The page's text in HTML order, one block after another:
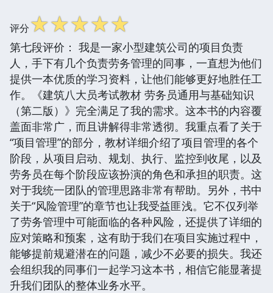
评分☆☆☆☆☆
第七段评价： 我是一家小型建筑公司的项目负责
人，手下有几个负责劳务管理的同事，一直想为他们
提供一本优质的学习资料，让他们能够更好地胜任工
作。《建筑八大员考试教材 劳务员通用与基础知识
（第二版）》完全满足了我的需求。这本书的内容覆
盖面非常广，而且讲解得非常透彻。我重点看了关于
“项目管理”的部分，教材详细介绍了项目管理的各个
阶段，从项目启动、规划、执行、监控到收尾，以及
劳务员在每个阶段应该扮演的角色和承担的职责。这
对于我统一团队的管理思路非常有帮助。另外，书中
关于“风险管理”的章节也让我受益匪浅。它不仅列举
了劳务管理中可能面临的各种风险，还提供了详细的
应对策略和预案，这有助于我们在项目实施过程中，
能够提前规避潜在的问题，减少不必要的损失。我还
会组织我的同事们一起学习这本书，相信它能显著提
升我们团队的整体业务水平。